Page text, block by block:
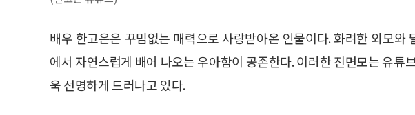
배우 한고은은 꾸밈없는 매력으로 사랑받아온 인물이다. 화려한 외모와
에서 자연스럽게 배어 나오는 우아함이 공존한다. 이러한 진면모는 유튜
욱 선명하게 드러나고 있다.